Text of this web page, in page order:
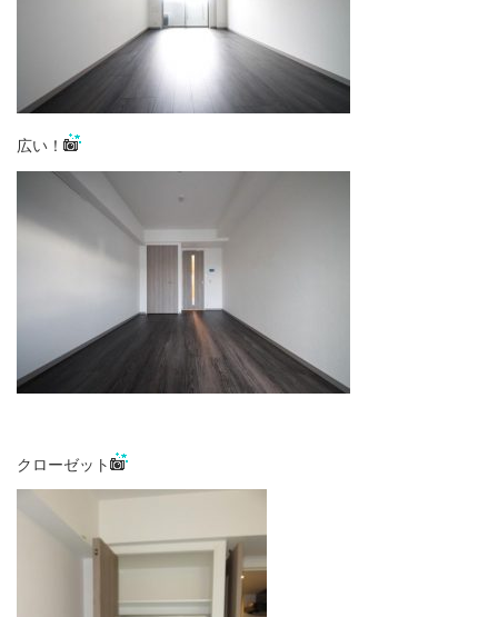
広い！
クローゼット